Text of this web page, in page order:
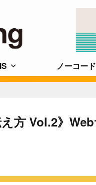
ノーコード
方 Vol.2》